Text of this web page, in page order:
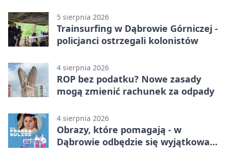
5 sierpnia 2026
Trainsurfing w Dąbrowie Górniczej -
policjanci ostrzegali kolonistów
4 sierpnia 2026
ROP bez podatku? Nowe zasady
mogą zmienić rachunek za odpady
4 sierpnia 2026
Obrazy, które pomagają - w
Dąbrowie odbędzie się wyjątkowa